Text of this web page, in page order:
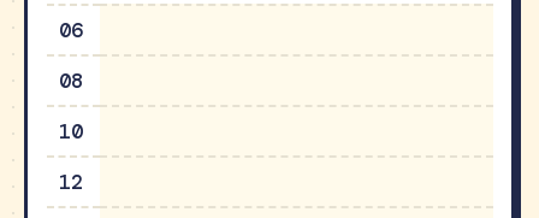
06
08
10
12